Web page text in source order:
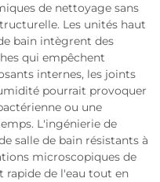
de nettoyage sans
Les unités haut
bain intègrent des
qui empêchent
internes, les joints
pourrait provoquer
ou une
L'ingénierie de
salle de bain résistants à
microscopiques de
rapide de l'eau tout en